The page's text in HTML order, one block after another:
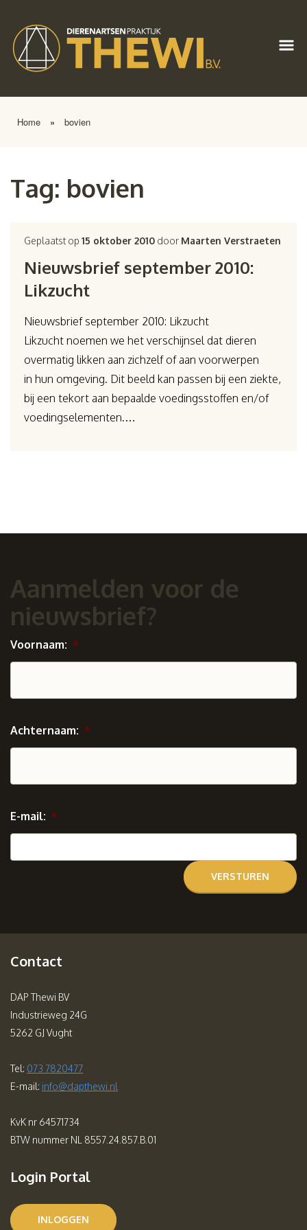
Home » bovien
Tag: bovien
Geplaatst op15 oktober 2010 door Maarten Verstraeten
Nieuwsbrief september 2010:
Likzucht
Nieuwsbrief september 2010: Likzucht
Likzucht noemen we het verschijnsel dat dieren
overmatig likken aan zichzelf of aan voorwerpen
in hun omgeving. Dit beeld kan passen bij een ziekte,
bij een tekort aan bepaalde voedingsstoffen en/of
voedingselementen.…
Aanmelden voor de
nieuwsbrief?
Voornaam: *
Achternaam: *
E-mail: *
Contact
DAP Thewi BV
Industrieweg 24G
5262 GJ Vught
Tel: 073 7820477
E-mail: info@dapthewi.nl
KvK nr 64571734
BTW nummer NL 8557.24.857.B.01
Login Portal
INLOGGEN